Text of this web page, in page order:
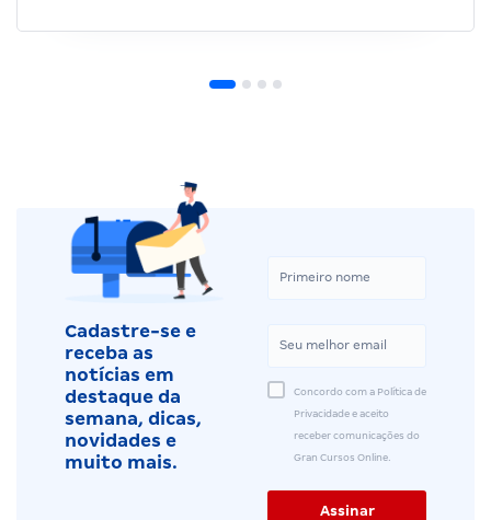
Cadastre-se e
receba as
notícias em
destaque da
semana, dicas,
novidades e
muito mais.
Concordo com a Política de
Privacidade e aceito
receber comunicações do
Gran Cursos Online.